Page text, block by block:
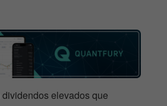
elevados que